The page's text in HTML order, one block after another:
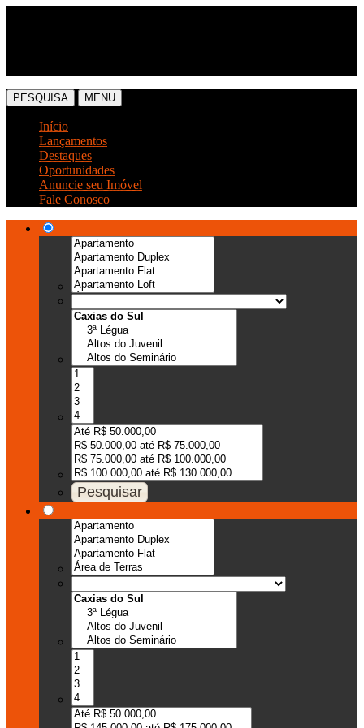
PESQUISA MENU
Início
Lançamentos
Destaques
Oportunidades
Anuncie seu Imóvel
Fale Conosco